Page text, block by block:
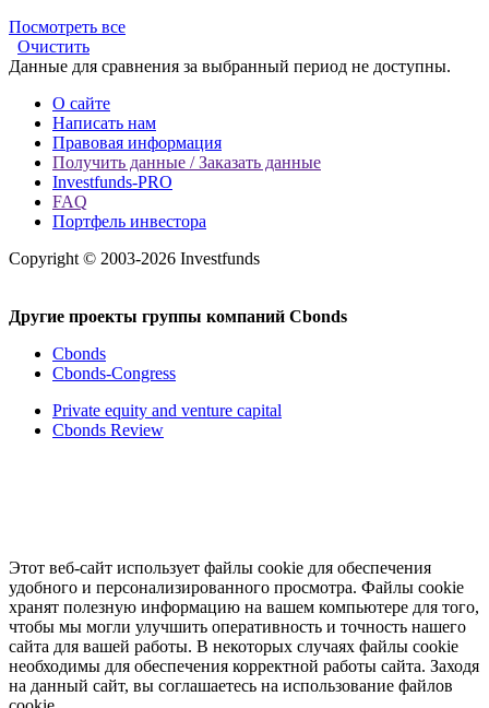
Посмотреть все
Очистить
Данные для сравнения за выбранный период не доступны.
О сайте
Написать нам
Правовая информация
Получить данные / Заказать данные
Investfunds-PRO
FAQ
Портфель инвестора
Copyright © 2003-2026 Investfunds
Другие проекты группы компаний Cbonds
Cbonds
Cbonds-Congress
Private equity and venture capital
Cbonds Review
Этот веб-сайт использует файлы cookie для обеспечения
удобного и персонализированного просмотра. Файлы cookie
хранят полезную информацию на вашем компьютере для того,
чтобы мы могли улучшить оперативность и точность нашего
сайта для вашей работы. В некоторых случаях файлы cookie
необходимы для обеспечения корректной работы сайта. Заходя
на данный сайт, вы соглашаетесь на использование файлов